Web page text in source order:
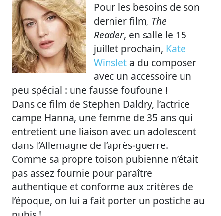
Pour les besoins de son
dernier film, The
Reader, en salle le 15
juillet prochain, Kate
Winslet a du composer
avec un accessoire un
peu spécial : une fausse foufoune !
Dans ce film de Stephen Daldry, l’actrice
campe Hanna, une femme de 35 ans qui
entretient une liaison avec un adolescent
dans l’Allemagne de l’après-guerre.
Comme sa propre toison pubienne n’était
pas assez fournie pour paraître
authentique et conforme aux critères de
l’époque, on lui a fait porter un postiche au